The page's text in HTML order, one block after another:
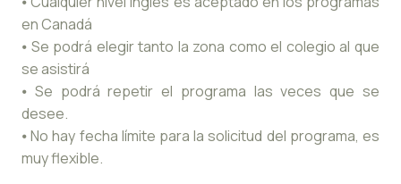
en Canadá
⦁ Se podrá elegir tanto la zona como el colegio al que
se asistirá
⦁ Se podrá repetir el programa las veces que se
desee.
⦁ No hay fecha límite para la solicitud del programa, es
muy flexible.